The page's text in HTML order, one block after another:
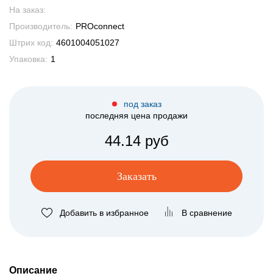
На заказ:
Производитель: PROconnect
Штрих код: 4601004051027
Упаковка: 1
под заказ
последняя цена продажи
44.14 руб
Заказать
Добавить в избранное В сравнение
Описание